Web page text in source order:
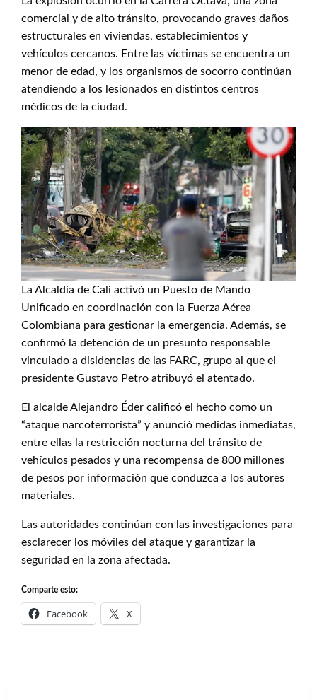
comercial y de alto tránsito, provocando graves daños
estructurales en viviendas, establecimientos y
vehículos cercanos. Entre las víctimas se encuentra un
menor de edad, y los organismos de socorro continúan
atendiendo a los lesionados en distintos centros
médicos de la ciudad.
La Alcaldía de Cali activó un Puesto de Mando
Unificado en coordinación con la Fuerza Aérea
Colombiana para gestionar la emergencia. Además, se
confirmó la detención de un presunto responsable
vinculado a disidencias de las FARC, grupo al que el
presidente Gustavo Petro atribuyó el atentado.
El alcalde Alejandro Éder calificó el hecho como un
“ataque narcoterrorista” y anunció medidas inmediatas,
entre ellas la restricción nocturna del tránsito de
vehículos pesados y una recompensa de 800 millones
de pesos por información que conduzca a los autores
materiales.
Las autoridades continúan con las investigaciones para
esclarecer los móviles del ataque y garantizar la
seguridad en la zona afectada.
Comparte esto:
Facebook X